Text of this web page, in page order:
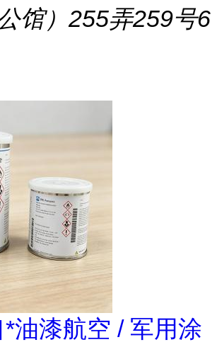
馆）255弄259号6
油漆航空 / 军用涂